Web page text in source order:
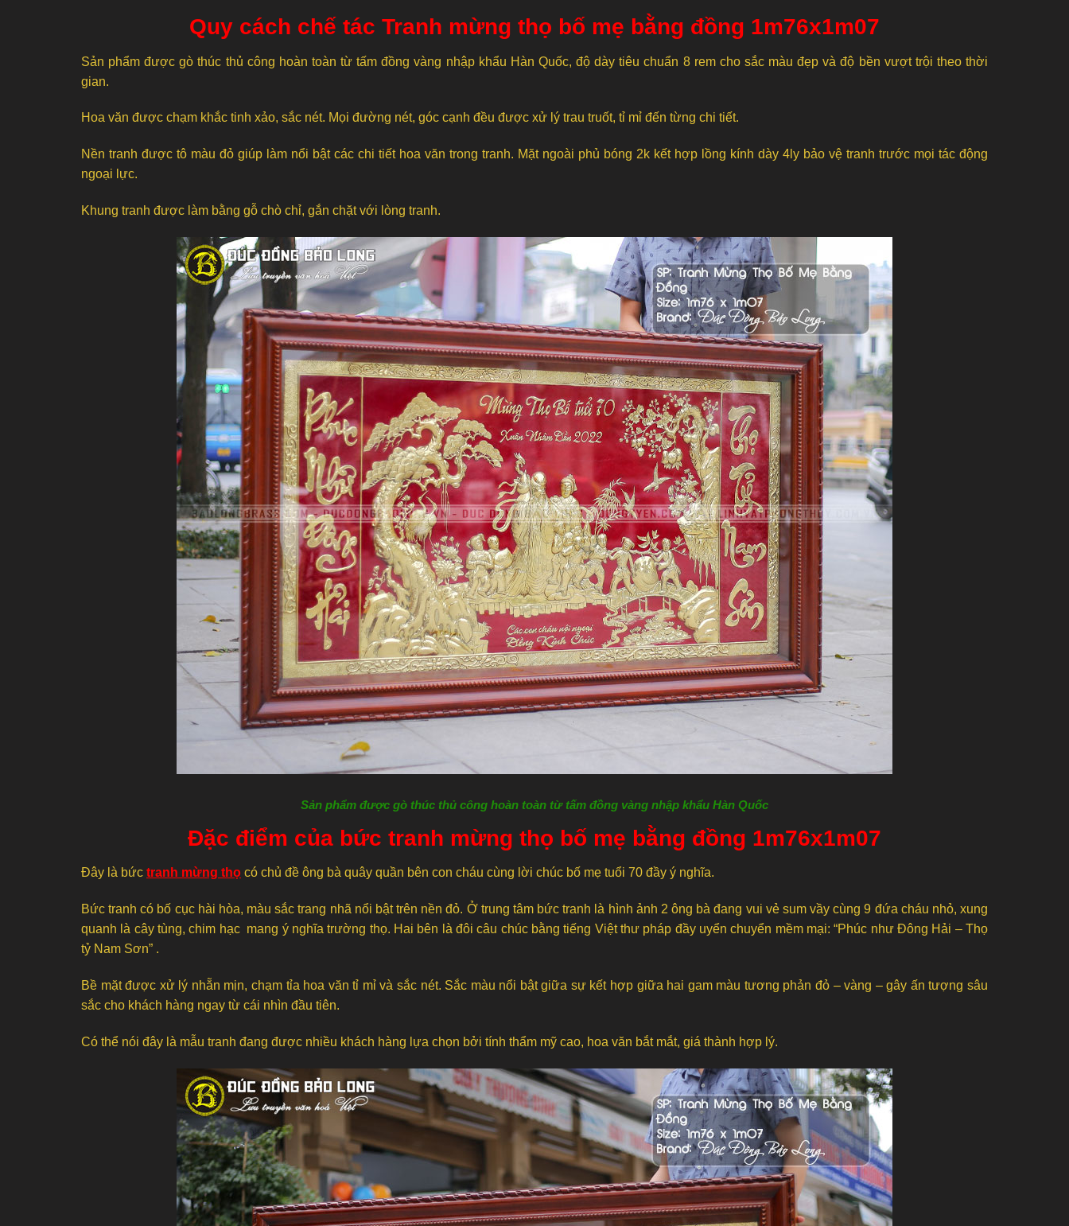
Quy cách chế tác Tranh mừng thọ bố mẹ bằng đồng 1m76x1m07
Sản phẩm được gò thúc thủ công hoàn toàn từ tấm đồng vàng nhập khẩu Hàn Quốc, độ dày tiêu chuẩn 8 rem cho sắc màu đẹp và độ bền vượt trội theo thời
gian.
Hoa văn được chạm khắc tinh xảo, sắc nét. Mọi đường nét, góc cạnh đều được xử lý trau truốt, tỉ mỉ đến từng chi tiết.
Nền tranh được tô màu đỏ giúp làm nổi bật các chi tiết hoa văn trong tranh. Mặt ngoài phủ bóng 2k kết hợp lồng kính dày 4ly bảo vệ tranh trước mọi tác động
ngoại lực.
Khung tranh được làm bằng gỗ chò chỉ, gắn chặt với lòng tranh.
Sản phẩm được gò thúc thủ công hoàn toàn từ tấm đồng vàng nhập khẩu Hàn Quốc
Đặc điểm của bức tranh mừng thọ bố mẹ bằng đồng 1m76x1m07
Đây là bức tranh mừng thọ có chủ đề ông bà quây quần bên con cháu cùng lời chúc bố mẹ tuổi 70 đầy ý nghĩa.
Bức tranh có bố cục hài hòa, màu sắc trang nhã nổi bật trên nền đỏ. Ở trung tâm bức tranh là hình ảnh 2 ông bà đang vui vẻ sum vầy cùng 9 đứa cháu nhỏ, xung
quanh là cây tùng, chim hạc mang ý nghĩa trường thọ. Hai bên là đôi câu chúc bằng tiếng Việt thư pháp đầy uyển chuyển mềm mại: “Phúc như Đông Hải – Thọ
tỷ Nam Sơn” .
Bề mặt được xử lý nhẵn mịn, chạm tỉa hoa văn tỉ mỉ và sắc nét. Sắc màu nổi bật giữa sự kết hợp giữa hai gam màu tương phản đỏ – vàng – gây ấn tượng sâu
sắc cho khách hàng ngay từ cái nhìn đầu tiên.
Có thể nói đây là mẫu tranh đang được nhiều khách hàng lựa chọn bởi tính thẩm mỹ cao, hoa văn bắt mắt, giá thành hợp lý.